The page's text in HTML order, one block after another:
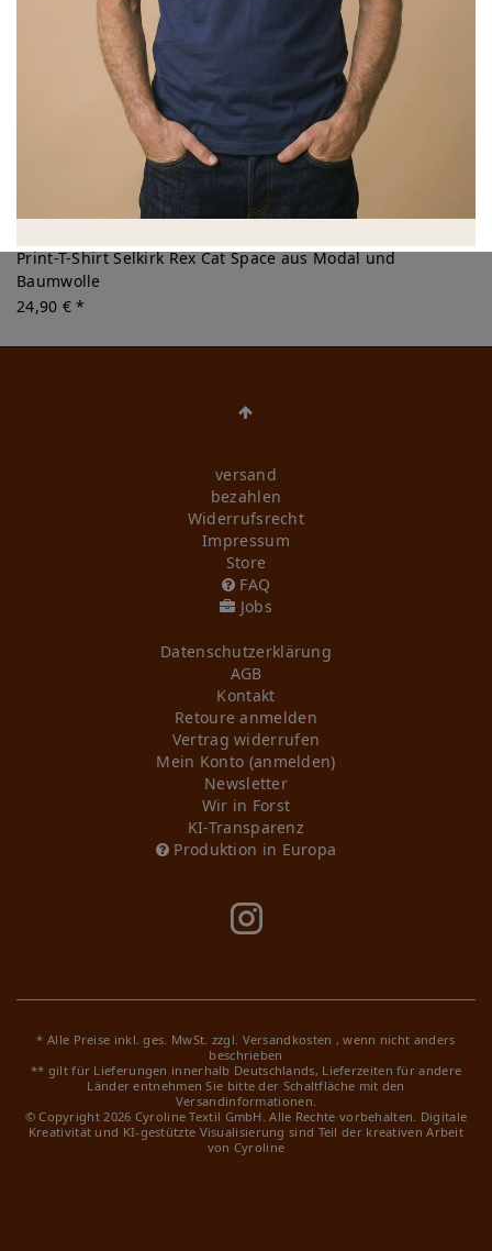
Print-T-Shirt Selkirk Rex Cat Space aus Modal und
Baumwolle
24,90 € *
versand
bezahlen
Widerrufs­recht
Impressum
Store
FAQ
Jobs
Daten­schutz­erklärung
AGB
Kontakt
Retoure anmelden
Vertrag widerrufen
Mein Konto (anmelden)
Newsletter
Wir in Forst
KI-Transparenz
Produktion in Europa
* Alle Preise inkl. ges. MwSt. zzgl. Versandkosten , wenn nicht anders
beschrieben
** gilt für Lieferungen innerhalb Deutschlands, Lieferzeiten für andere
Länder entnehmen Sie bitte der Schaltfläche mit den
Versandinformationen.
© Copyright 2026 Cyroline Textil GmbH. Alle Rechte vorbehalten. Digitale
Kreativität und KI-gestützte Visualisierung sind Teil der kreativen Arbeit
von Cyroline